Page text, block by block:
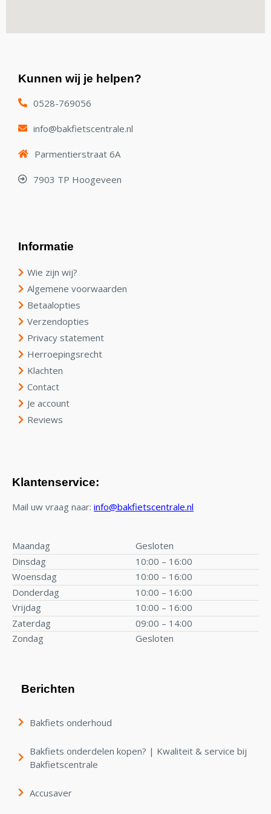
Kunnen wij je helpen?
0528-769056
info@bakfietscentrale.nl
Parmentierstraat 6A
7903 TP Hoogeveen
Informatie
Wie zijn wij?
Algemene voorwaarden
Betaalopties
Verzendopties
Privacy statement
Herroepingsrecht
Klachten
Contact
Je account
Reviews
Klantenservice:
Mail uw vraag naar: info@bakfietscentrale.nl
Maandag
Gesloten
Dinsdag
10:00 – 16:00
Woensdag
10:00 – 16:00
Donderdag
10:00 – 16:00
Vrijdag
10:00 – 16:00
Zaterdag
09:00 – 14:00
Zondag
Gesloten
Berichten
Bakfiets onderhoud
Bakfiets onderdelen kopen? | Kwaliteit & service bij
Bakfietscentrale
Accusaver